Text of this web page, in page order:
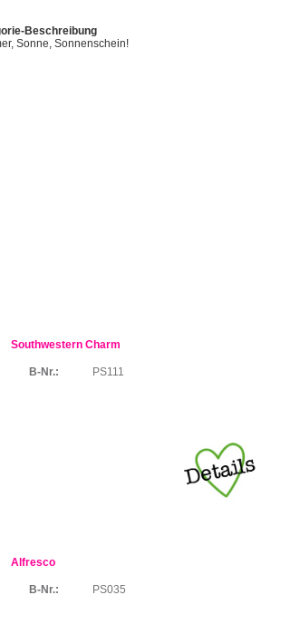
Beschreibung
Sonne, Sonnenschein!
Southwestern Charm
B-Nr.: PS111
Alfresco
B-Nr.: PS035